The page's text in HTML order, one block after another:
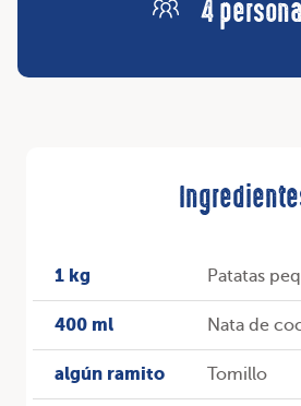
4
1 kg Patatas
400 ml Nata de
algún ramito Tomillo